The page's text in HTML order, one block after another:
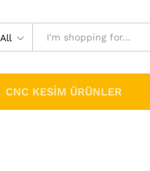
All
CNC KESIM ÜRÜNLER